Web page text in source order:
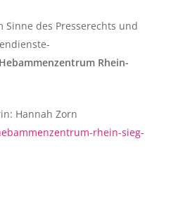
Sinne des Presserechts und
Hebammenzentrum Rhein-
Hannah Zorn
rhein-sieg-